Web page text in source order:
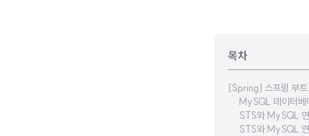
목차
[Spring] 스프링 부
MySQL 데이터베
STS와 MySQL
STS와 MySQL